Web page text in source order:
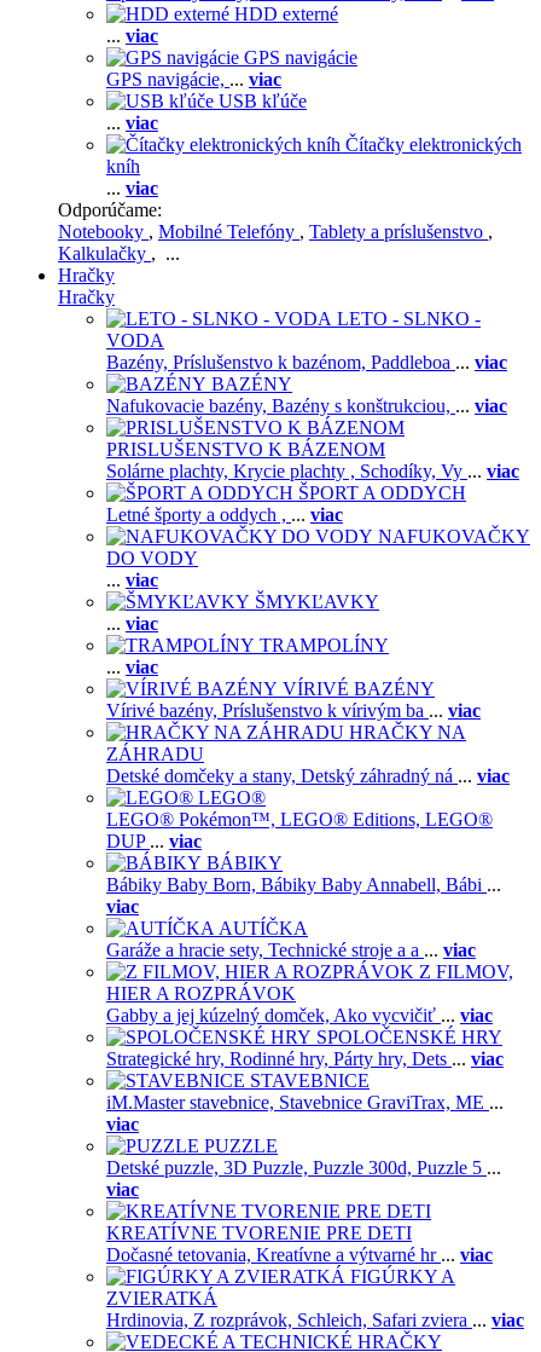
HDD externé
... viac
GPS navigácie
GPS navigácie, ... viac
USB kľúče
... viac
Čítačky elektronických
kníh
... viac
Odporúčame:
Notebooky , Mobilné Telefóny , Tablety a príslušenstvo ,
Kalkulačky , ...
Hračky
Hračky
LETO - SLNKO -
VODA
Bazény, Príslušenstvo k bazénom, Paddleboa ... viac
BAZÉNY
Nafukovacie bazény, Bazény s konštrukciou, ... viac
PRISLUŠENSTVO K BÁZENOM
Solárne plachty, Krycie plachty , Schodíky, Vy ... viac
ŠPORT A ODDYCH
Letné športy a oddych , ... viac
NAFUKOVAČKY
DO VODY
... viac
ŠMYKĽAVKY
... viac
TRAMPOLÍNY
... viac
VÍRIVÉ BAZÉNY
Vírivé bazény, Príslušenstvo k vírivým ba ... viac
HRAČKY NA
ZÁHRADU
Detské domčeky a stany, Detský záhradný ná ... viac
LEGO®
LEGO® Pokémon™, LEGO® Editions, LEGO®
DUP ... viac
BÁBIKY
Bábiky Baby Born, Bábiky Baby Annabell, Bábi ...
viac
AUTÍČKA
Garáže a hracie sety, Technické stroje a a ... viac
Z FILMOV,
HIER A ROZPRÁVOK
Gabby a jej kúzelný domček, Ako vycvičiť ... viac
SPOLOČENSKÉ HRY
Strategické hry, Rodinné hry, Párty hry, Dets ... viac
STAVEBNICE
iM.Master stavebnice, Stavebnice GraviTrax, ME ...
viac
PUZZLE
Detské puzzle, 3D Puzzle, Puzzle 300d, Puzzle 5 ...
viac
KREATÍVNE TVORENIE PRE DETI
Dočasné tetovania, Kreatívne a výtvarné hr ... viac
FIGÚRKY A
ZVIERATKÁ
Hrdinovia, Z rozprávok, Schleich, Safari zviera ... viac